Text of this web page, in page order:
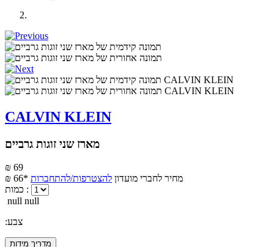
CALVIN KLEIN
מארז שני זוגות גרביים
₪ 69
₪ 66*
מחיר לחברי מועדון להצטרפות/להתחברות
כמות :
null null
:צבע
מדריך מידות